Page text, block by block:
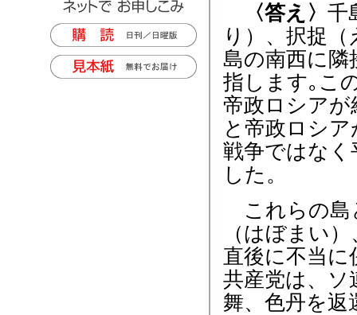
〈答え〉 千
り）、択捉
島の南西に
指します｡こ
帝政ロシアが
と帝政ロシ
戦争ではなく
した。
これらの島
（はぼまい
直後に不当
共産党は、ソ
舞、色丹を